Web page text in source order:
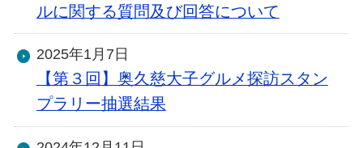
ルに関する質問及び回答について
2025年1月7日
【第３回】奥久慈大子グルメ探訪スタン
プラリー抽選結果